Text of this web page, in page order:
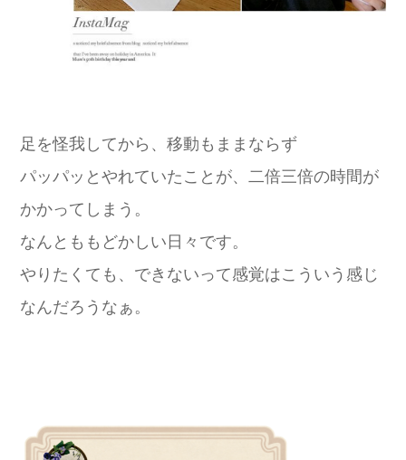
足を怪我してから、移動もままならず
パッパッとやれていたことが、二倍三倍の時間が
かかってしまう。
なんとももどかしい日々です。
やりたくても、できないって感覚はこういう感じ
なんだろうなぁ。